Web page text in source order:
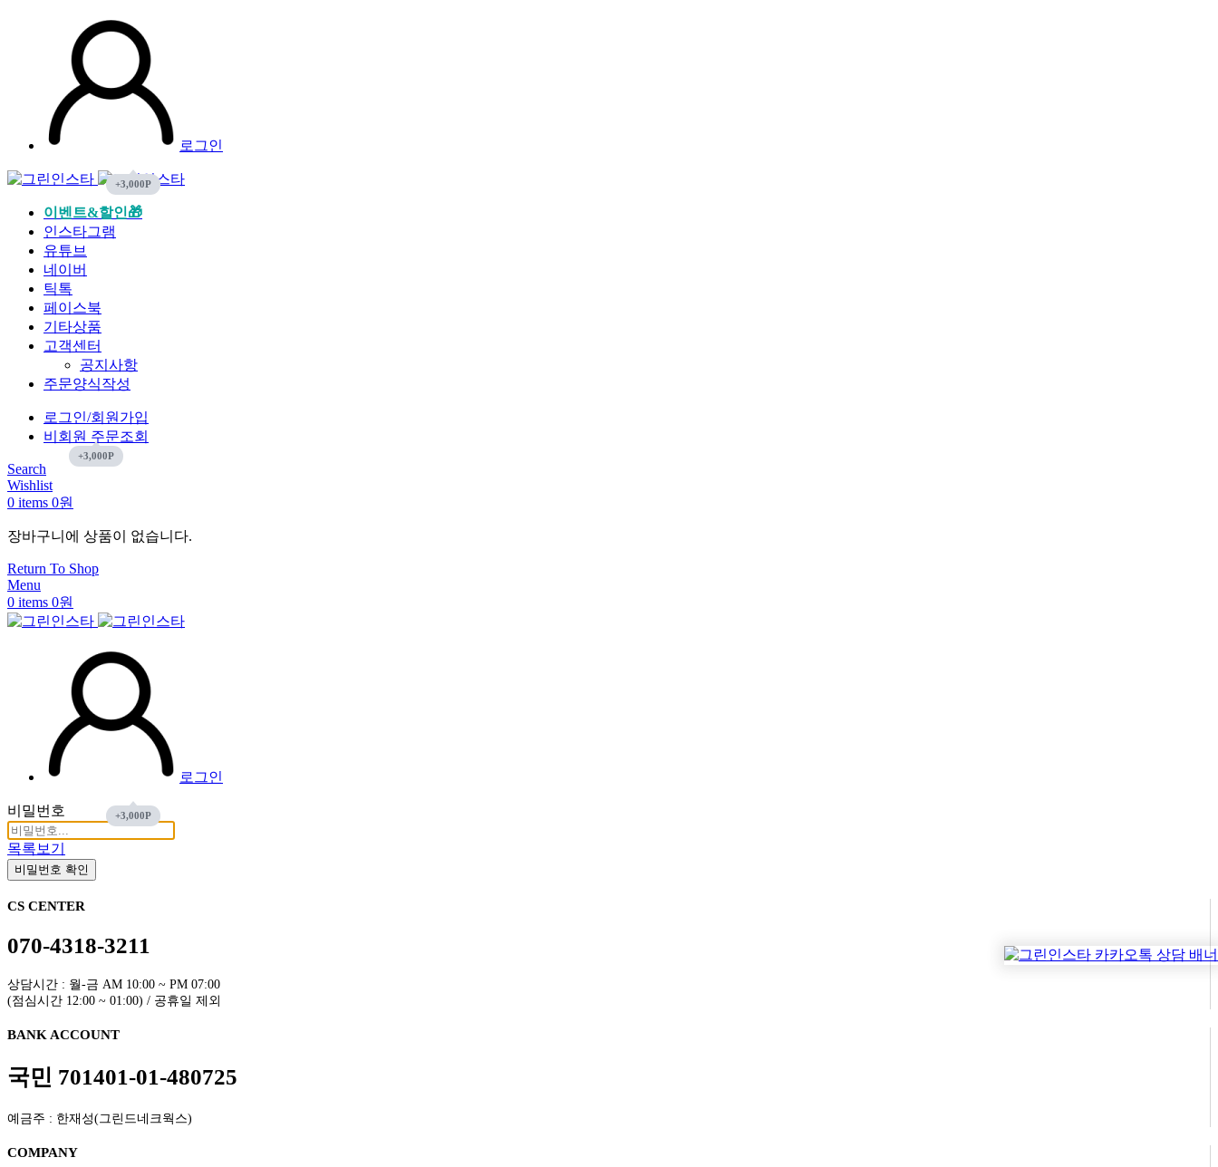
로그인
이벤트&할인🎁
인스타그램
유튜브
네이버
틱톡
페이스북
기타상품
고객센터
공지사항
주문양식작성
로그인/회원가입
비회원 주문조회
Search
Wishlist
0 items 0원
장바구니에 상품이 없습니다.
Return To Shop
Menu
0 items 0원
로그인
비밀번호
목록보기
비밀번호 확인
CS CENTER
070-4318-3211
상담시간 : 월-금 AM 10:00 ~ PM 07:00
(점심시간 12:00 ~ 01:00) / 공휴일 제외
BANK ACCOUNT
국민 701401-01-480725
예금주 : 한재성(그린드네크웍스)
COMPANY